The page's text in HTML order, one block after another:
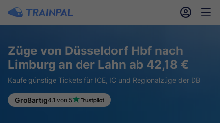
󱎓 󱒨
Züge von Düsseldorf Hbf nach
Limburg an der Lahn ab 42,18 €
Kaufe günstige Tickets für ICE, IC und Regionalzüge der DB
Großartig4.1 von 5